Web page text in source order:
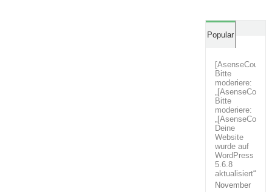
Popular
Bitte
moderiere:
Bitte
moderiere:
Deine
Website
wurde auf
WordPress
5.6.8
aktualisiert““
November